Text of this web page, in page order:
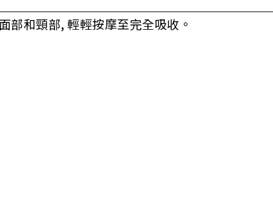
部和頸部, 輕輕按摩至完全吸收。